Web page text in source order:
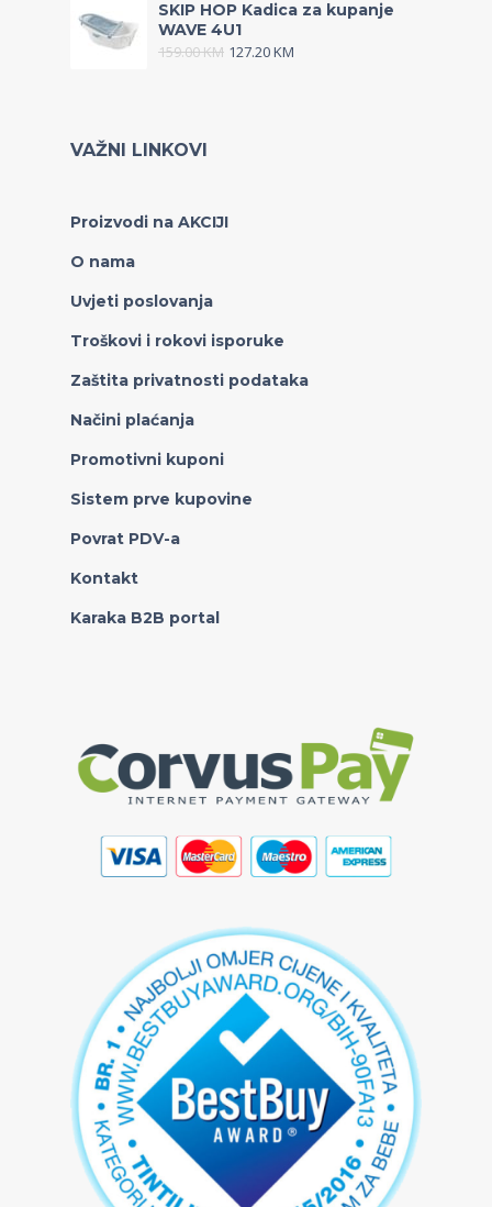
SKIP HOP Kadica za kupanje
WAVE 4U1
159.00KM 127.20KM
VAŽNI LINKOVI
Proizvodi na AKCIJI
O nama
Uvjeti poslovanja
Troškovi i rokovi isporuke
Zaštita privatnosti podataka
Načini plaćanja
Promotivni kuponi
Sistem prve kupovine
Povrat PDV-a
Kontakt
Karaka B2B portal